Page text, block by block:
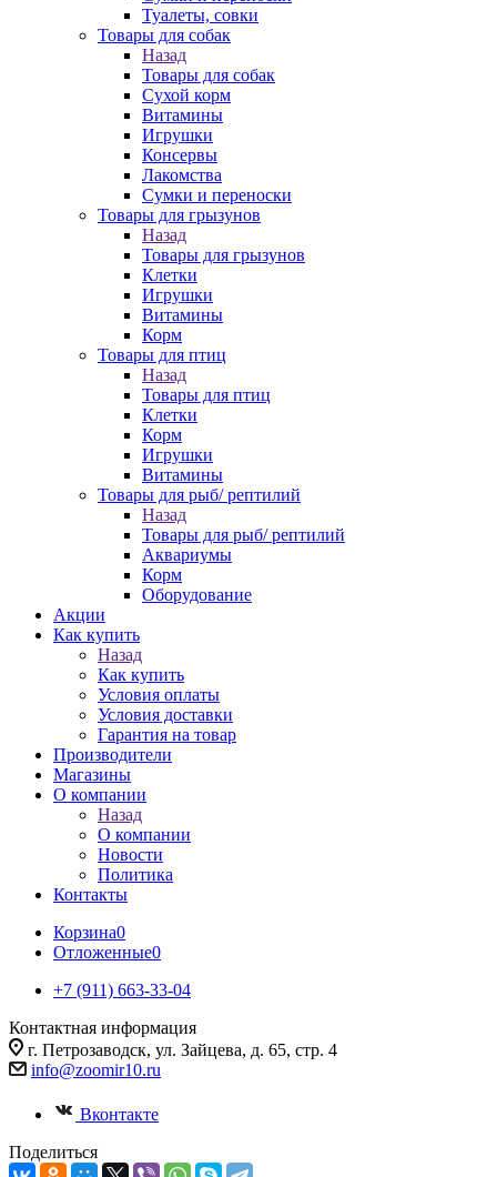
Туалеты, совки
Товары для собак
Назад
Товары для собак
Cухой корм
Витамины
Игрушки
Консервы
Лакомства
Сумки и переноски
Товары для грызунов
Назад
Товары для грызунов
Клетки
Игрушки
Витамины
Корм
Товары для птиц
Назад
Товары для птиц
Клетки
Корм
Игрушки
Витамины
Товары для рыб/ рептилий
Назад
Товары для рыб/ рептилий
Аквариумы
Корм
Оборудование
Акции
Как купить
Назад
Как купить
Условия оплаты
Условия доставки
Гарантия на товар
Производители
Магазины
О компании
Назад
О компании
Новости
Политика
Контакты
Корзина0
Отложенные0
+7 (911) 663-33-04
Контактная информация
г. Петрозаводск, ул. Зайцева, д. 65, стр. 4
info@zoomir10.ru
Вконтакте
Поделиться